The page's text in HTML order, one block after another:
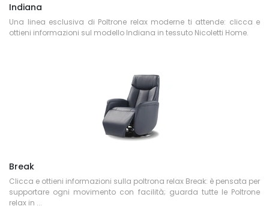
Indiana
Una linea esclusiva di Poltrone relax moderne ti attende: clicca e
ottieni informazioni sul modello Indiana in tessuto Nicoletti Home.
Break
Clicca e ottieni informazioni sulla poltrona relax Break: è pensata per
supportare ogni movimento con facilità; guarda tutte le Poltrone
relax in ...